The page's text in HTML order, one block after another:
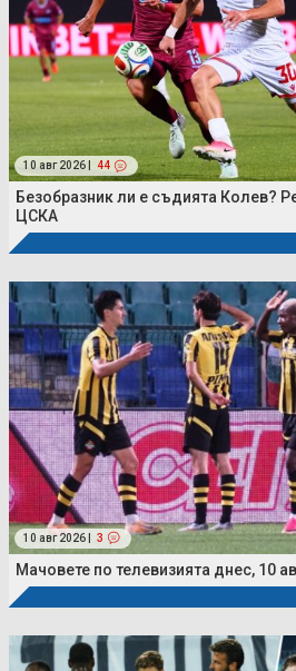
10 авг 2026 | 44
Безобразник ли е съдията Колев?
ЦСКА
10 авг 2026 | 3
Мачовете по телевизията днес, 10